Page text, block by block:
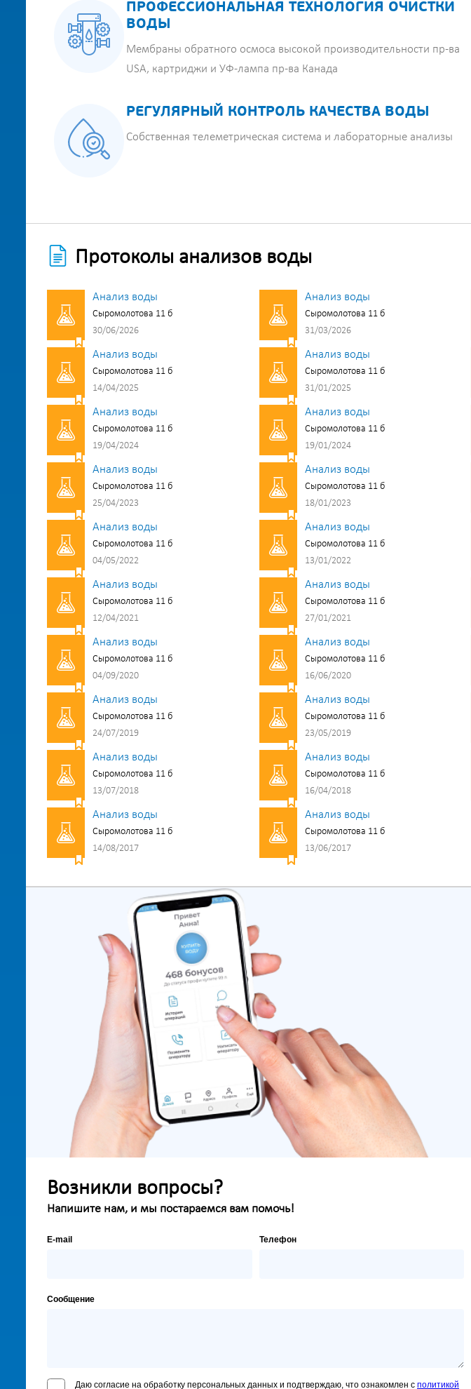
ПРОФЕССИОНАЛЬНАЯ ТЕХНОЛОГИЯ ОЧИСТКИ
ВОДЫ
Мембраны обратного осмоса высокой производительности пр-ва
USA, картриджи и УФ-лампа пр-ва Канада
РЕГУЛЯРНЫЙ КОНТРОЛЬ КАЧЕСТВА ВОДЫ
Собственная телеметрическая система и лабораторные анализы
Протоколы анализов воды
Анализ воды
Сыромолотова 11 б
30/06/2026
Анализ воды
Сыромолотова 11 б
31/03/2026
Анализ воды
Сыромолотова 11 б
14/04/2025
Анализ воды
Сыромолотова 11 б
31/01/2025
Анализ воды
Сыромолотова 11 б
19/04/2024
Анализ воды
Сыромолотова 11 б
19/01/2024
Анализ воды
Сыромолотова 11 б
25/04/2023
Анализ воды
Сыромолотова 11 б
18/01/2023
Анализ воды
Сыромолотова 11 б
04/05/2022
Анализ воды
Сыромолотова 11 б
13/01/2022
Анализ воды
Сыромолотова 11 б
12/04/2021
Анализ воды
Сыромолотова 11 б
27/01/2021
Анализ воды
Сыромолотова 11 б
04/09/2020
Анализ воды
Сыромолотова 11 б
16/06/2020
Анализ воды
Сыромолотова 11 б
24/07/2019
Анализ воды
Сыромолотова 11 б
23/05/2019
Анализ воды
Сыромолотова 11 б
13/07/2018
Анализ воды
Сыромолотова 11 б
16/04/2018
Анализ воды
Сыромолотова 11 б
14/08/2017
Анализ воды
Сыромолотова 11 б
13/06/2017
Возникли вопросы?
Напишите нам, и мы постараемся вам помочь!
E-mail Телефон
Сообщение
Даю согласие на обработку персональных данных и подтверждаю, что ознакомлен с политикой